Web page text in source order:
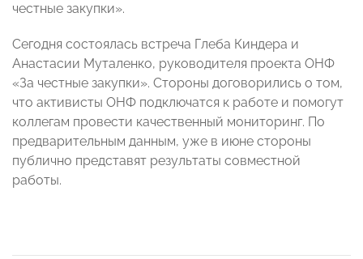
честные закупки».
Сегодня состоялась встреча Глеба Киндера и
Анастасии Муталенко, руководителя проекта ОНФ
«За честные закупки». Стороны договорились о том,
что активисты ОНФ подключатся к работе и помогут
коллегам провести качественный мониторинг. По
предварительным данным, уже в июне стороны
публично представят результаты совместной
работы.